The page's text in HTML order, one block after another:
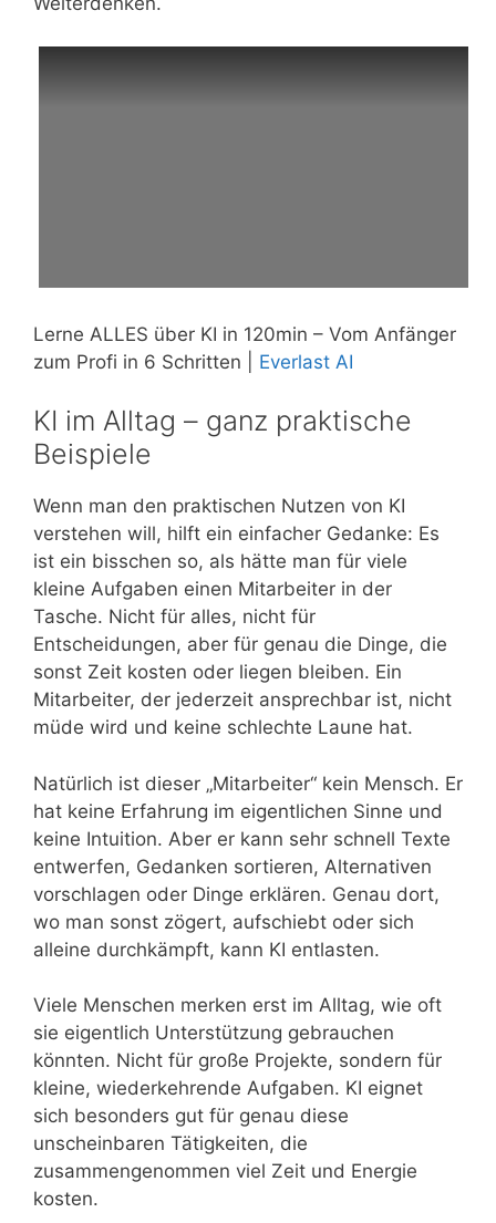
Lerne ALLES über KI in 120min – Vom Anfänger
zum Profi in 6 Schritten | Everlast AI
KI im Alltag – ganz praktische
Beispiele
Wenn man den praktischen Nutzen von KI
verstehen will, hilft ein einfacher Gedanke: Es
ist ein bisschen so, als hätte man für viele
kleine Aufgaben einen Mitarbeiter in der
Tasche. Nicht für alles, nicht für
Entscheidungen, aber für genau die Dinge, die
sonst Zeit kosten oder liegen bleiben. Ein
Mitarbeiter, der jederzeit ansprechbar ist, nicht
müde wird und keine schlechte Laune hat.
Natürlich ist dieser „Mitarbeiter“ kein Mensch. Er
hat keine Erfahrung im eigentlichen Sinne und
keine Intuition. Aber er kann sehr schnell Texte
entwerfen, Gedanken sortieren, Alternativen
vorschlagen oder Dinge erklären. Genau dort,
wo man sonst zögert, aufschiebt oder sich
alleine durchkämpft, kann KI entlasten.
Viele Menschen merken erst im Alltag, wie oft
sie eigentlich Unterstützung gebrauchen
könnten. Nicht für große Projekte, sondern für
kleine, wiederkehrende Aufgaben. KI eignet
sich besonders gut für genau diese
unscheinbaren Tätigkeiten, die
zusammengenommen viel Zeit und Energie
kosten.